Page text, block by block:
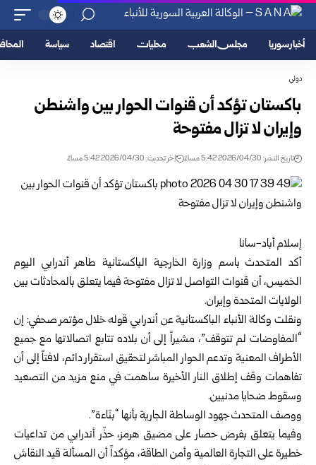
أخبار سوريا مجلس الشعب محليات اقتصاد سياسة
دولي
باكستان تؤكد أن قنوات الحوار بين واشنطن
وإيران لا تزال مفتوحة
تاريخ النشر: 2026/04/30 5:42 مساءً اخر تحديث: 2026/04/30 5:42 مساءً
إسلام أباد-سانا
أكد المتحدث باسم وزارة الخارجية الباكستانية طاهر أندرابي اليوم
الخميس، أن قنوات التواصل لا تزال مفتوحة فيما يتعلق بالمحادثات بين
الولايات المتحدة وإيران.
ونقلت وكالة الأنباء الباكستانية عن أندرابي قوله خلال مؤتمر صحفي: إن
“المفاوضات لم تتوقف”، مشيراً إلى أن بلاده تتابع اتصالاتها مع جميع
الأطراف المعنية وتدعم الحوار المباشر لتحقيق استقرار دائم، لافتاً إلى أن
تفاهمات وقف إطلاق النار الأخيرة ساهمت في منع مزيد من التصعيد
وسقوط ضحايا مدنيين.
ووصف المتحدث جهود الوساطة الجارية بأنها “بنّاءة”.
وفيما يتعلق بفرض حصار على مضيق هرمز، حذّر أندرابي من تداعيات
خطيرة على التجارة العالمية وأمن الطاقة، مؤكداً أن المسألة قيد النقاش